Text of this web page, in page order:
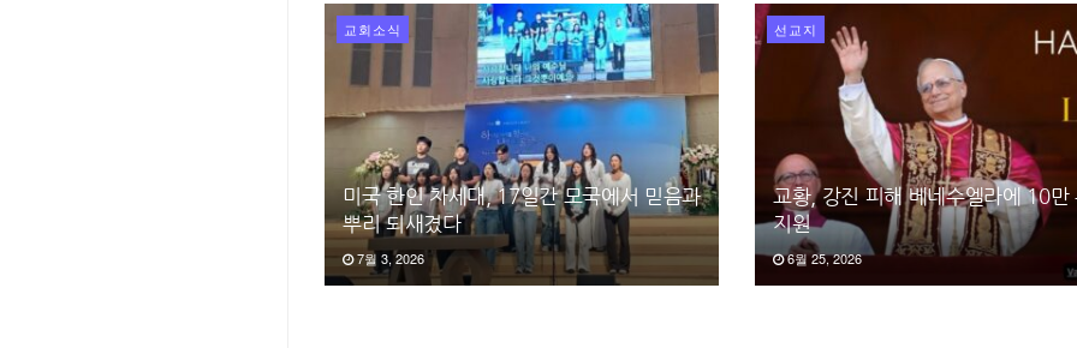
교회소식
미국 한인 차세대, 17일간 모국에서 믿음과
뿌리 되새겼다
7월 3, 2026
선교지
교황, 강진 피해 베네수엘라에 10만
지원
6월 25, 2026